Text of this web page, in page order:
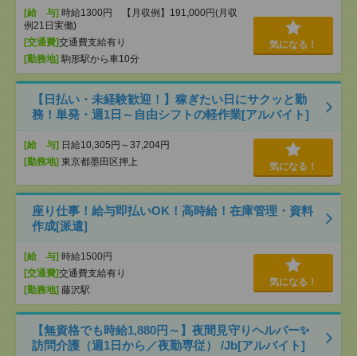
[給 与] 時給1300円 【月収例】191,000円(月収
例21日実働)
[交通費]交通費支給有り
[勤務地] 駒形駅から車10分
気になる！
【日払い・未経験歓迎！】稼ぎたい日にサクッと勤
務！単発・週1日～自由シフトの軽作業[アルバイト]
[給 与] 日給10,305円～37,204円
[勤務地] 東京都墨田区押上 気になる！
座り仕事！給与即払いOK！高時給！在庫管理・資料
作成[派遣]
[給 与] 時給1500円
[交通費]交通費支給有り
[勤務地] 藤沢駅
気になる！
【無資格でも時給1,880円～】夜間見守りヘルパー✨
訪問介護（週1日から／夜勤専従） /Jb[アルバイト]